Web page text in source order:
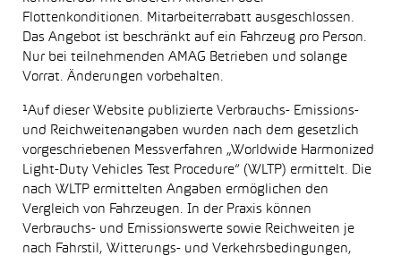
Flottenkonditionen. Mitarbeiterrabatt ausgeschlossen.
Das Angebot ist beschränkt auf ein Fahrzeug pro Person.
Nur bei teilnehmenden AMAG Betrieben und solange
Vorrat. Änderungen vorbehalten.
¹Auf dieser Website publizierte Verbrauchs- Emissions-
und Reichweitenangaben wurden nach dem gesetzlich
vorgeschriebenen Messverfahren „Worldwide Harmonized
Light-Duty Vehicles Test Procedure“ (WLTP) ermittelt. Die
nach WLTP ermittelten Angaben ermöglichen den
Vergleich von Fahrzeugen. In der Praxis können
Verbrauchs- und Emissionswerte sowie Reichweiten je
nach Fahrstil, Witterungs- und Verkehrsbedingungen,